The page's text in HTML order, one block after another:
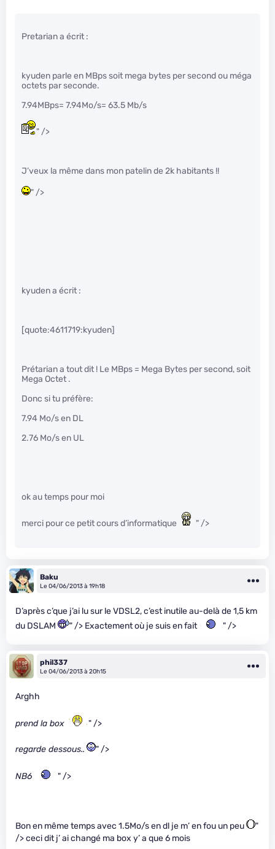
Pretarian a écrit :
kyuden parle en MBps soit mega bytes per second ou méga
octets par seconde.
7.94MBps= 7.94Mo/s= 63.5 Mb/s
" />
J’veux la même dans mon patelin de 2k habitants !!
" />
kyuden a écrit :
[quote:4611719:kyuden]
Prétarian a tout dit ! Le MBps = Mega Bytes per second, soit
Mega Octet .
Donc si tu préfère:
7.94 Mo/s en DL
2.76 Mo/s en UL
ok au temps pour moi
merci pour ce petit cours d’informatique " />
Baku
Le 04/06/2013 à 19h18
D’après c’que j’ai lu sur le VDSL2, c’est inutile au-delà de 1,5 km
du DSLAM
" /> Exactement où je suis en fait " />
phil337
Le 04/06/2013 à 20h15
Arghh
prend la box " />
regarde dessous.. " />
NB6 " />
Bon en même temps avec 1.5Mo/s en dl je m’ en fou un peu
"
/> ceci dit j’ ai changé ma box y’ a que 6 mois